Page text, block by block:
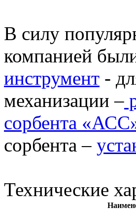
В силу
компанией
инструмент -
механизации –
сорбента
сорбента –
Технические